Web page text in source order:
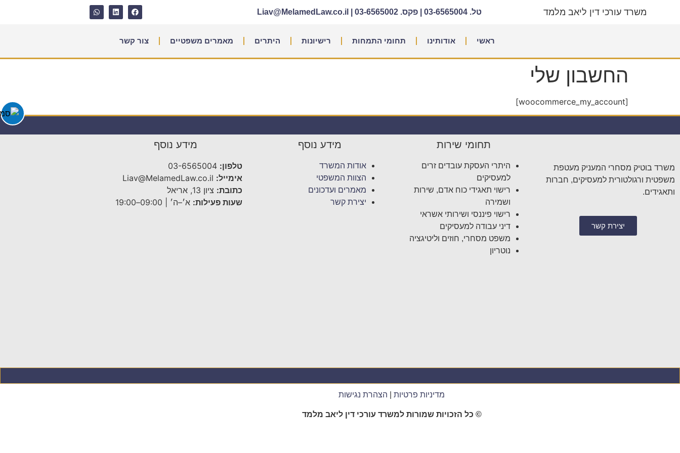
משרד עורכי דין ליאב מלמד טל. 03-6565004 | פקס. 03-6565002 |
Liav@MelamedLaw.co.il
ראשי אודותינו תחומי התמחות רישיונות היתרים מאמרים משפטיים צור קשר
החשבון שלי
[woocommerce_my_account]
משרד בוטיק מסחרי המעניק מעטפת
משפטית ורגולטורית למעסיקים, חברות
ותאגידים.
יצירת קשר
תחומי שירות
היתרי העסקת עובדים זרים
למעסיקים
רישוי תאגידי כוח אדם, שירות
ושמירה
רישוי פיננסי ושירותי אשראי
דיני עבודה למעסיקים
משפט מסחרי, חוזים וליטיגציה
נוטריון
מידע נוסף
אודות המשרד
הצוות המשפטי
מאמרים ועדכונים
יצירת קשר
מידע נוסף
טלפון:
אימייל: Liav@MelamedLaw.co.il
כתובת: ציון 13, אריאל
שעות פעילות: א׳–ה׳ | 09:00–19:00
מדיניות פרטיות הצהרת נגישות
© כל הזכויות שמורות למשרד עורכי דין ליאב מלמד